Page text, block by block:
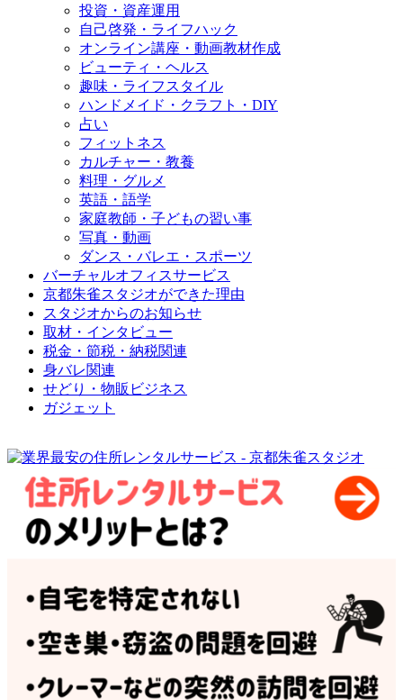
投資・資産運用
自己啓発・ライフハック
オンライン講座・動画教材作成
ビューティ・ヘルス
趣味・ライフスタイル
ハンドメイド・クラフト・DIY
占い
フィットネス
カルチャー・教養
料理・グルメ
英語・語学
家庭教師・子どもの習い事
写真・動画
ダンス・バレエ・スポーツ
バーチャルオフィスサービス
京都朱雀スタジオができた理由
スタジオからのお知らせ
取材・インタビュー
税金・節税・納税関連
身バレ関連
せどり・物販ビジネス
ガジェット